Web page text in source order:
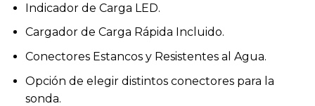
Indicador de Carga LED.
Cargador de Carga Rápida Incluido.
Conectores Estancos y Resistentes al Agua.
Opción de elegir distintos conectores para la
sonda.